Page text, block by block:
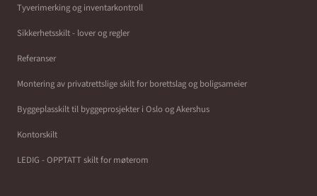
Tyverimerking og inventarkontroll
Sikkerhetsskilt - lover og regler
Referanser
Montering av privatrettslige skilt for borettslag og boligsameier
Byggeplasskilt til byggeprosjekter i Oslo og Akershus
Kontorskilt
LEDIG - OPPTATT skilt for møterom